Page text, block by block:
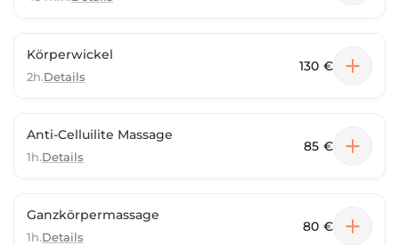
Körperwickel
2h.Details
130 €
Anti-Celluilite Massage
1h.Details
85 €
Ganzkörpermassage
1h.Details
80 €